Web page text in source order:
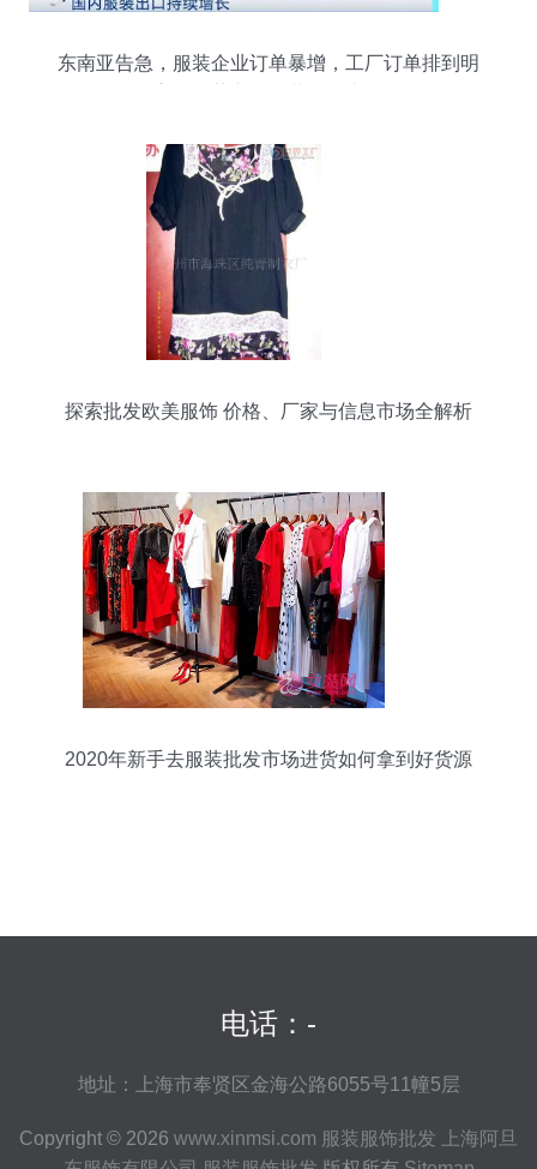
东南亚告急，服装企业订单暴增，工厂订单排到明
探索批发欧美服饰 价格、厂家与信息市场全解析
2020年新手去服装批发市场进货如何拿到好货源
电话：-
地址：上海市奉贤区金海公路6055号11幢5层
Copyright © 2026 www.xinmsi.com 服装服饰批发
上海阿旦